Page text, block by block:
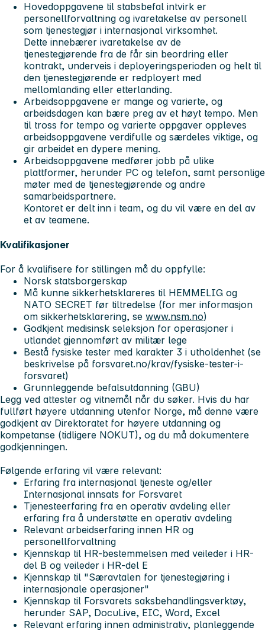
Hovedoppgavene til stabsbefal intvirk er
personellforvaltning og ivaretakelse av personell
som tjenestegjør i internasjonal virksomhet.
Dette innebærer ivaretakelse av de
tjenestegjørende fra de får sin beordring eller
kontrakt, underveis i deployeringsperioden og helt til
den tjenestegjørende er redployert med
mellomlanding eller etterlanding.
Arbeidsoppgavene er mange og varierte, og
arbeidsdagen kan bære preg av et høyt tempo. Men
til tross for tempo og varierte oppgaver oppleves
arbeidsoppgavene verdifulle og særdeles viktige, og
gir arbeidet en dypere mening.
Arbeidsoppgavene medfører jobb på ulike
plattformer, herunder PC og telefon, samt personlige
møter med de tjenestegjørende og andre
samarbeidspartnere.
Kontoret er delt inn i team, og du vil være en del av
et av teamene.
Kvalifikasjoner
For å kvalifisere for stillingen må du oppfylle:
Norsk statsborgerskap
Må kunne sikkerhetsklareres til HEMMELIG og
NATO SECRET før tiltredelse (for mer informasjon
om sikkerhetsklarering, se www.nsm.no)
Godkjent medisinsk seleksjon for operasjoner i
utlandet gjennomført av militær lege
Bestå fysiske tester med karakter 3 i utholdenhet (se
beskrivelse på forsvaret.no/krav/fysiske-tester-i-
forsvaret)
Grunnleggende befalsutdanning (GBU)
Legg ved attester og vitnemål når du søker. Hvis du har
fullført høyere utdanning utenfor Norge, må denne være
godkjent av Direktoratet for høyere utdanning og
kompetanse (tidligere NOKUT), og du må dokumentere
godkjenningen.
Følgende erfaring vil være relevant:
Erfaring fra internasjonal tjeneste og/eller
Internasjonal innsats for Forsvaret
Tjenesteerfaring fra en operativ avdeling eller
erfaring fra å understøtte en operativ avdeling
Relevant arbeidserfaring innen HR og
personellforvaltning
Kjennskap til HR-bestemmelsen med veileder i HR-
del B og veileder i HR-del E
Kjennskap til "Særavtalen for tjenestegjøring i
internasjonale operasjoner"
Kjennskap til Forsvarets saksbehandlingsverktøy,
herunder SAP, DocuLive, EIC, Word, Excel
Relevant erfaring innen administrativ, planleggende